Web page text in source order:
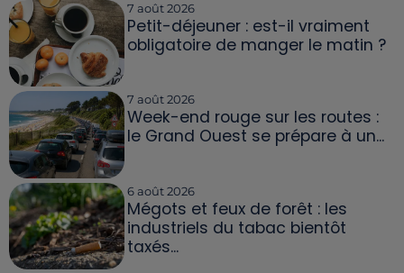
7 août 2026
Petit-déjeuner : est-il vraiment
obligatoire de manger le matin ?
7 août 2026
Week-end rouge sur les routes :
le Grand Ouest se prépare à un...
6 août 2026
Mégots et feux de forêt : les
industriels du tabac bientôt
taxés...